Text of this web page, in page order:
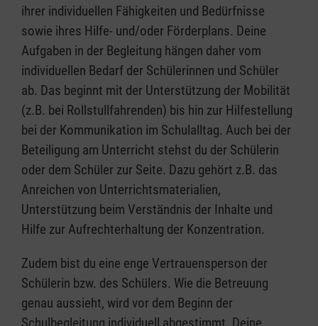
ihrer individuellen Fähigkeiten und Bedürfnisse
sowie ihres Hilfe- und/oder Förderplans. Deine
Aufgaben in der Begleitung hängen daher vom
individuellen Bedarf der Schülerinnen und Schüler
ab. Das beginnt mit der Unterstützung der Mobilität
(z.B. bei Rollstullfahrenden) bis hin zur Hilfestellung
bei der Kommunikation im Schulalltag. Auch bei der
Beteiligung am Unterricht stehst du der Schülerin
oder dem Schüler zur Seite. Dazu gehört z.B. das
Anreichen von Unterrichtsmaterialien,
Unterstützung beim Verständnis der Inhalte und
Hilfe zur Aufrechterhaltung der Konzentration.
Zudem bist du eine enge Vertrauensperson der
Schülerin bzw. des Schülers. Wie die Betreuung
genau aussieht, wird vor dem Beginn der
Schulbegleitung individuell abgestimmt. Deine